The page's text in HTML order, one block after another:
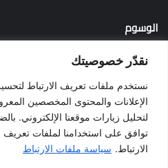
نقدّر خصوصيتك
نستخدم ملفات تعريف الارتباط
الإعلانات والمحتوى المخصصين
لتحليل زيارات موقعنا الإلكتروني.
توافق على استخدامنا لملفات تعريف
الارتباط. سياسة ملفات الارتباط
الوسوم
أخبار إسبانيا إسبانيا
الجالية المغربية الجنسية الإسبانية
المغرب المهاجرين الهجرة
بيدرو سانشيز فالنسيا فيضانات